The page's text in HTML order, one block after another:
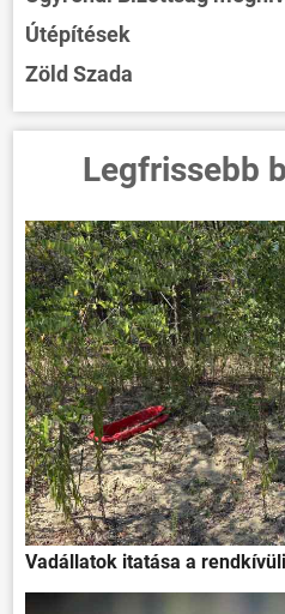
Útépítések
Zöld Szada
Legfrissebb
Vadállatok itatása a